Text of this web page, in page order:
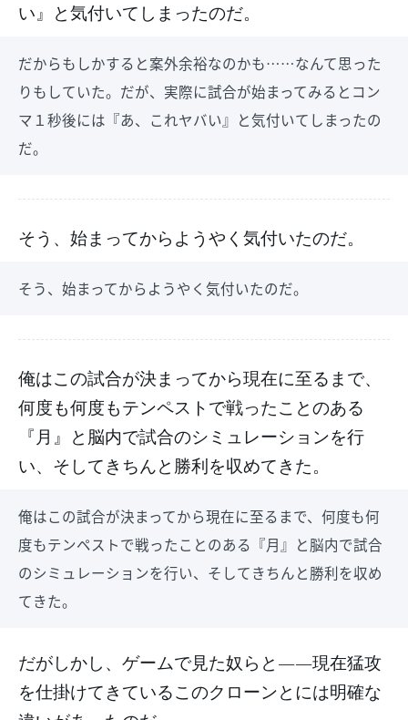
い』と気付いてしまったのだ。
だからもしかすると案外余裕なのかも……なんて思った
りもしていた。だが、実際に試合が始まってみるとコン
マ１秒後には『あ、これヤバい』と気付いてしまったの
だ。
そう、始まってからようやく気付いたのだ。
そう、始まってからようやく気付いたのだ。
俺はこの試合が決まってから現在に至るまで、
何度も何度もテンペストで戦ったことのある
『月』と脳内で試合のシミュレーションを行
い、そしてきちんと勝利を収めてきた。
俺はこの試合が決まってから現在に至るまで、何度も何
度もテンペストで戦ったことのある『月』と脳内で試合
のシミュレーションを行い、そしてきちんと勝利を収め
てきた。
だがしかし、ゲームで見た奴らと――現在猛攻
を仕掛けてきているこのクローンとには明確な